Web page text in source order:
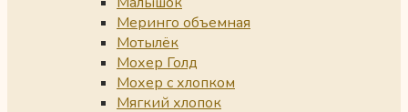
Меринго объемная
Мотылёк
Мохер Голд
Мохер с хлопком
Мягкий хлопок